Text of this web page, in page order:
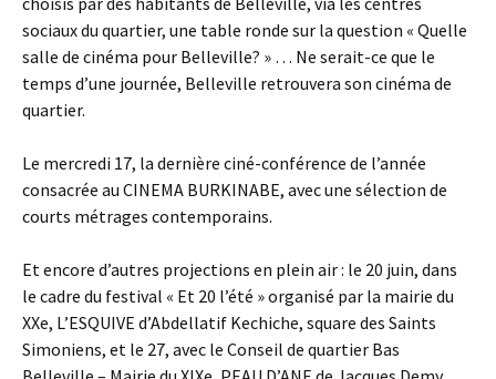
sociaux du quartier, une table ronde sur la question « Quelle
salle de cinéma pour Belleville? » … Ne serait-ce que le
temps d’une journée, Belleville retrouvera son cinéma de
quartier.
Le mercredi 17, la dernière ciné-conférence de l’année
consacrée au CINEMA BURKINABE, avec une sélection de
courts métrages contemporains.
Et encore d’autres projections en plein air : le 20 juin, dans
le cadre du festival « Et 20 l’été » organisé par la mairie du
XXe, L’ESQUIVE d’Abdellatif Kechiche, square des Saints
Simoniens, et le 27, avec le Conseil de quartier Bas